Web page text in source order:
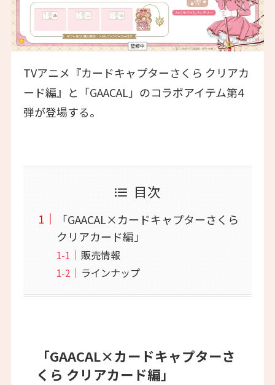
TVアニメ『カードキャプターさくら クリアカ
ード編』と「GAACAL」のコラボアイテム第4
弾が登場する。
目次
「GAACAL×カードキャプターさくら
クリアカード編」
販売情報
ラインナップ
「GAACAL×カードキャプターさ
くら クリアカード編」